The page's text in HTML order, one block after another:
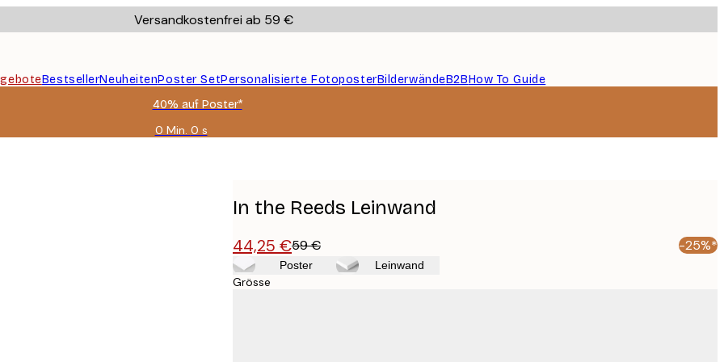
Versandkostenfrei ab 59 €
BestsellerNeuheitenPoster SetPersonalisierte FotoposterBilderwändeB2BHow To Guide
40% auf Poster*
0 Min. 0 s
Gültig
In the Reeds Leinwand
44,25 €59 € -25%*
Poster Leinwand
Grösse